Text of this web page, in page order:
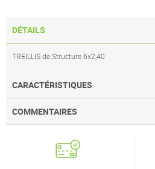
DÉTAILS
TREILLIS de Structure 6x2,40
CARACTÉRISTIQUES
COMMENTAIRES